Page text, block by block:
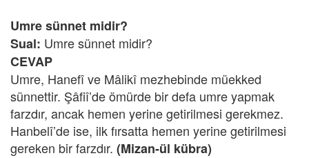
Umre sünnet midir?
Sual: Umre sünnet midir?
CEVAP
Umre, Hanefî ve Mâlikî mezhebinde müekked
sünnettir. Şâfiî’de ömürde bir defa umre yapmak
farzdır, ancak hemen yerine getirilmesi gerekmez.
Hanbelî’de ise, ilk fırsatta hemen yerine getirilmesi
gereken bir farzdır. (Mizan-ül kübra)